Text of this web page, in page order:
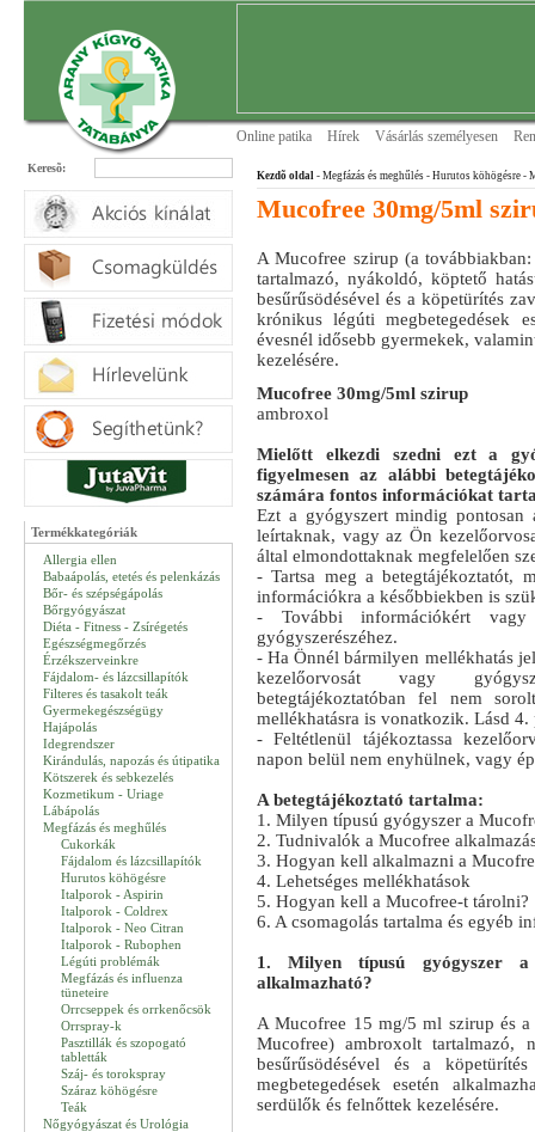
Online patika Hírek Vásárlás személyesen
Keresõ:
Termékkategóriák
Allergia ellen
Babaápolás, etetés és pelenkázás
Bőr- és szépségápolás
Bőrgyógyászat
Diéta - Fitness - Zsírégetés
Egészségmegőrzés
Érzékszerveinkre
Fájdalom- és lázcsillapítók
Filteres és tasakolt teák
Gyermekegészségügy
Hajápolás
Idegrendszer
Kirándulás, napozás és útipatika
Kötszerek és sebkezelés
Kozmetikum - Uriage
Lábápolás
Megfázás és meghűlés
Cukorkák
Fájdalom és lázcsillapítók
Hurutos köhögésre
Italporok - Aspirin
Italporok - Coldrex
Italporok - Neo Citran
Italporok - Rubophen
Légúti problémák
Megfázás és influenza
tüneteire
Orrcseppek és orrkenőcsök
Orrspray-k
Pasztillák és szopogató
tabletták
Száj- és torokspray
Száraz köhögésre
Teák
Nőgyógyászat és Urológia
Kezdõ oldal - Megfázás és meghűlés - Hurutos köhögésre -
Mucofree 30mg/5ml
A Mucofree szirup (a
tartalmazó, nyákoldó, köptető
besűrűsödésével és a köpetürítés
krónikus légúti megbetegedések
évesnél idősebb gyermekek,
kezelésére.
Mucofree 30mg/5ml szirup
ambroxol
Mielőtt elkezdi szedni ezt a
figyelmesen az alábbi
számára fontos információkat
Ezt a gyógyszert mindig pontosan
leírtaknak, vagy az Ön
által elmondottaknak megfelelően
- Tartsa meg a betegtájékoztatót,
információkra a későbbiekben is
- További információkért vagy
gyógyszerészéhez.
- Ha Önnél bármilyen mellékhatás
kezelőorvosát vagy
betegtájékoztatóban fel nem
mellékhatásra is vonatkozik. Lásd 4.
- Feltétlenül tájékoztassa
napon belül nem enyhülnek, vagy
A betegtájékoztató tartalma:
1. Milyen típusú gyógyszer a
2. Tudnivalók a Mucofree
3. Hogyan kell alkalmazni a
4. Lehetséges mellékhatások
5. Hogyan kell a Mucofree-t tárolni?
6. A csomagolás tartalma és egyéb
1. Milyen típusú gyógyszer a
alkalmazható?
A Mucofree 15 mg/5 ml szirup és
Mucofree) ambroxolt tartalmazó,
besűrűsödésével és a
megbetegedések esetén
serdülők és felnőttek kezelésére.